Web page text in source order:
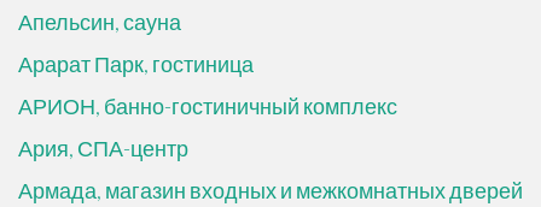
Апельсин, сауна
Арарат Парк, гостиница
АРИОН, банно-гостиничный комплекс
Ария, СПА-центр
Армада, магазин входных и межкомнатных дверей